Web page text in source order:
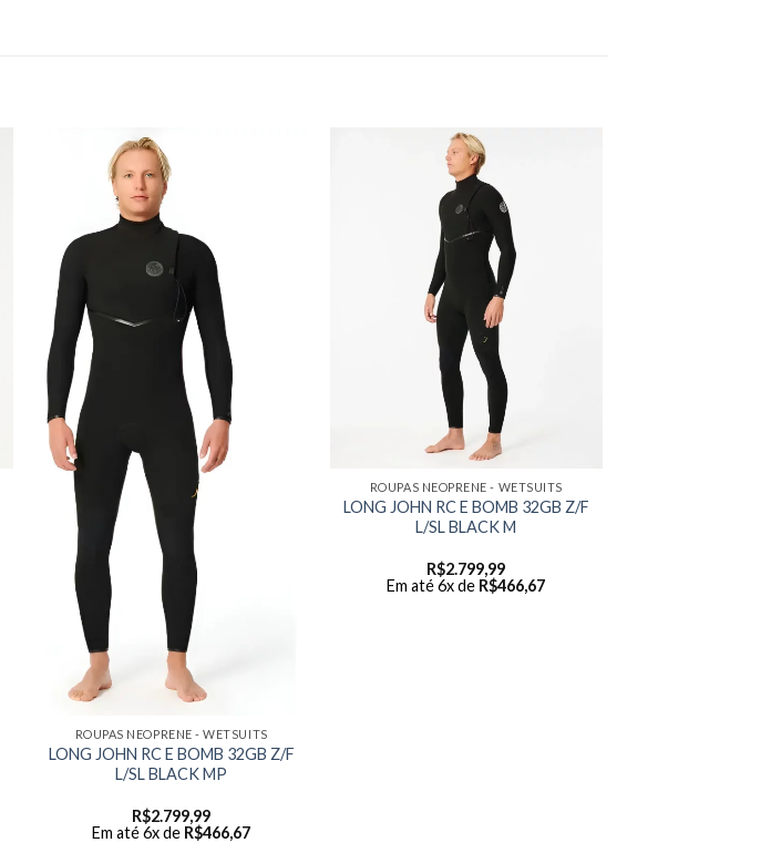
ROUPAS NEOPRENE - WETSUITS
LONG JOHN RC E BOMB 32GB Z/F
L/SL BLACK MP
R$2.799,99
Em até 6x de R$466,67
ROUPAS NEOPRENE - WETSUITS
LONG JOHN RC E BOMB 32GB Z/F
L/SL BLACK M
R$2.799,99
Em até 6x de R$466,67